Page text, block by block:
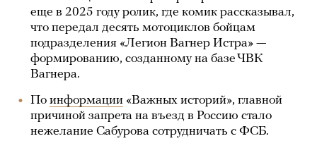
еще в 2025 году ролик, где комик рассказывал,
что передал десять мотоциклов бойцам
подразделения «Легион Вагнер Истра» —
формированию, созданному на базе ЧВК
Вагнера.
По информации «Важных историй», главной
причиной запрета на въезд в Россию стало
нежелание Сабурова сотрудничать с ФСБ.